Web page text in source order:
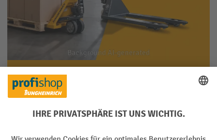
Vielseitiger Helfer für Lager &
Logistik
Robust gebaut und leicht zu bedienen für
tägliche Palettenbewegungen im Betrieb